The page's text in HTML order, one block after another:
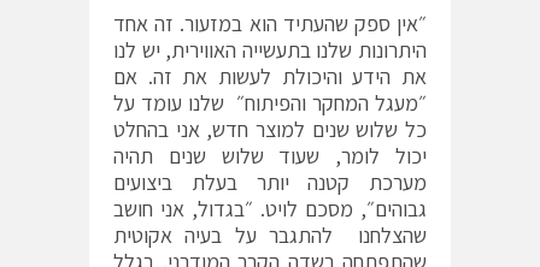
״אין ספק שהעתיד הוא במזעור. זה אחד
היתרונות שלנו בתעשייה האווירית, יש לנו
את הידע והיכולת לעשות את זה. אם
״מעגל המחקר והפיתוח״ שלנו עומד על
כל שלוש שנים למוצר חדש, אני בהחלט
יכול לומר, שעוד שלוש שנים תהיה
מערכת קטנה יותר בעלת ביצועים
גבוהים״, מסכם לויט. ״בגדול, אני חושב
שהצלחנו להתגבר על בעיה אקוטית
שהתפתחה בשדה הקרב המודרני. בגלל